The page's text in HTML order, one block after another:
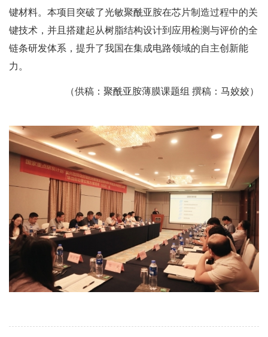
键材料。本项目突破了光敏聚酰亚胺在芯片制造过程中的关
键技术，并且搭建起从树脂结构设计到应用检测与评价的全
链条研发体系，提升了我国在集成电路领域的自主创新能
力。
（供稿：聚酰亚胺薄膜课题组 撰稿：马姣姣）